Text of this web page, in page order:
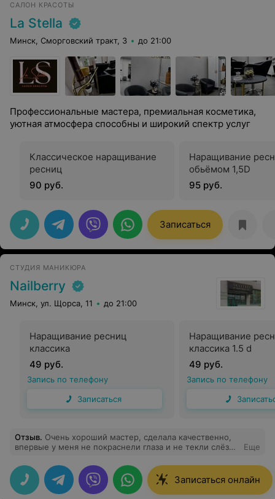
САЛОН КРАСОТЫ
La Stella
Минск, Сморговский тракт, 3 до 21:00
Профессиональные мастера, премиальная косметика,
уютная атмосфера способны и широкий спектр услуг
Классическое наращивание
ресниц
90 руб.
Наращивание
обьёмом 1,5D
95 руб.
Записаться
СТУДИЯ МАНИКЮРА
Nailberry
Минск, ул. Щорса, 11 до 21:00
Наращивание ресниц
классика
49 руб.
Запись по телефону
Записаться
Наращивание
классика 1.5 d
49 руб.
Запись по телефону
Отзыв. Очень хороший мастер, сделала качественно,
впервые у меня не покраснели глаза и не текли слëзы,
всем рекомендую этого мастера
Еще
Записаться онлайн